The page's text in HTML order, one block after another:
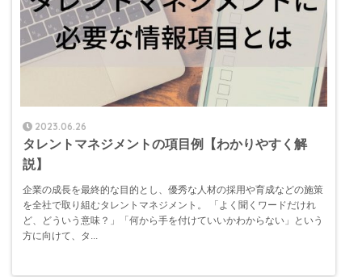
2023.06.26
タレントマネジメントの項目例【わかりやすく解
説】
企業の成長を最終的な目的とし、優秀な人材の採用や育成などの施策
を全社で取り組むタレントマネジメント。 「よく聞くワードだけれ
ど、どういう意味？」「何から手を付けていいかわからない」という
方に向けて、タ...